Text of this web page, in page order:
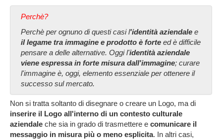
Perchè?
Perchè per ognuno di questi casi l'identità aziendale e
il legame tra immagine e prodotto è forte ed è difficile
pensare a delle alternative. Oggi l'identità aziendale
viene espressa in forte misura dall'immagine; curare
l'immagine è, oggi, elemento essenziale per ottenere il
successo sul mercato.
Non si tratta soltanto di disegnare o creare un Logo, ma di
inserire il Logo all'interno di un contesto culturale
aziendale che sia in grado di trasmettere e comunicare il
messaggio in misura più o meno esplicita. In altri casi,